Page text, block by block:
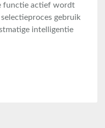
functie actief wordt
gebruik
intelligentie